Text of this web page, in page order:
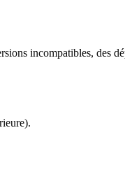
incompatibles,